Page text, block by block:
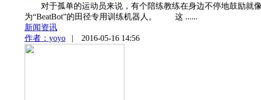
对于孤单的运动员来说，有个陪练教练在身边不停地鼓励就像
为“BeatBot”的田径专用训练机器人。 这 ......
新闻资讯
作者：yoyo | 2016-05-16 14:56